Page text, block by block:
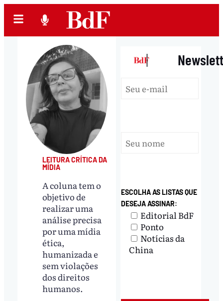
LEITURA CRÍTICA DA
MÍDIA
A coluna tem o
objetivo de
realizar uma
análise precisa
por uma mídia
ética,
humanizada e
sem violações
dos direitos
humanos.
|
ESCOLHA AS LISTAS QUE
DESEJA ASSINAR:
Editorial BdF
Ponto
Notícias da
China